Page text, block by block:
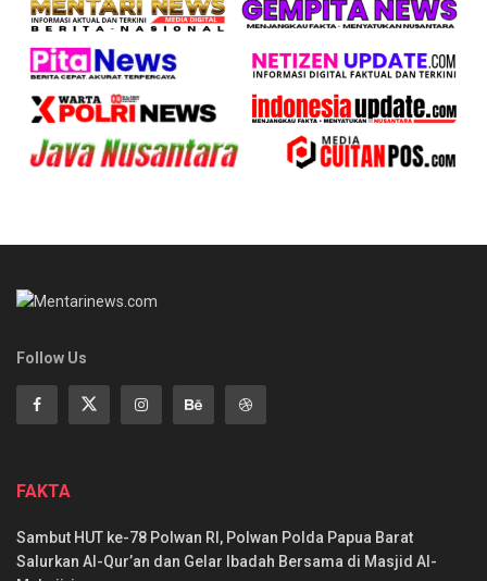
Follow Us
FAKTA
Sambut HUT ke-78 Polwan RI, Polwan Polda Papua Barat
Salurkan Al-Qur’an dan Gelar Ibadah Bersama di Masjid Al-